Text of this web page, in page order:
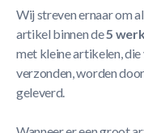
Wij streven ernaar om
artikel binnen de5
met kleine artikelen,
verzonden, worden
geleverd.